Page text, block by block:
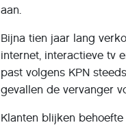
aan.
Bijna tien jaar lang
internet, interactieve tv
past volgens KPN
gevallen de vervanger
Klanten blijken